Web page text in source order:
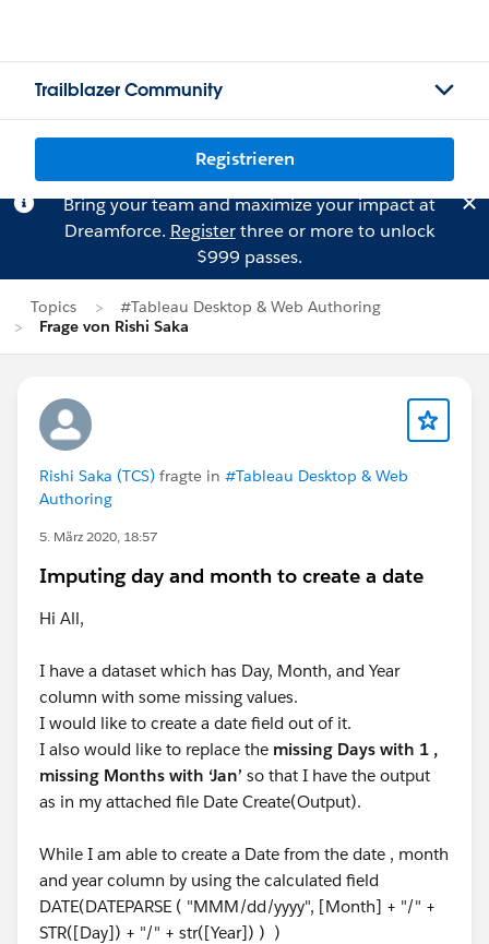
Trailblazer Community
Registrieren
Bring your team and maximize your impact at
Dreamforce. Registerthree or more to unlock
$999 passes.
Topics
#Tableau Desktop & Web Authoring
Frage von Rishi Saka
Rishi Saka (TCS) fragte in #Tableau Desktop & Web
Authoring
5. März 2020, 18:57
Imputing day and month to create a date
Hi All,
I have a dataset which has Day, Month, and Year
column with some missing values.
I would like to create a date field out of it.
I also would like to replace the missing Days with 1 ,
missing Months with ‘Jan’ so that I have the output
as in my attached file Date Create(Output).
While I am able to create a Date from the date , month
and year column by using the calculated field
DATE(DATEPARSE ( "MMM/dd/yyyy", [Month] + "/" +
STR([Day]) + "/" + str([Year]) ) )